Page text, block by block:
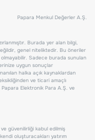
Papara Menkul Değerler A.Ş.
Burada yer alan bilgi,
genel niteliktedir. Bu öneriler
Sadece burada sunulan
uygun sonuçlar
halka açık kaynaklardan
ve ticari amaçlı
Elektronik Para A.Ş. ve
güvenilirliği kabul edilmiş
oluşturacakları yatırım